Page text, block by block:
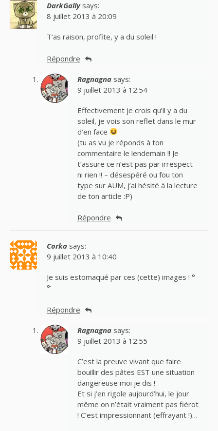
DarkGally says:
8 juillet 2013 à 20:09
T’as raison, profite, y a du soleil !
Répondre
Ragnagna says:
9 juillet 2013 à 12:54
Effectivement je crois qu’il y a du
soleil, je vois son reflet dans le mur
d’en face
(tu as vu je réponds à ton
commentaire le lendemain !! Je
t’assure ce n’est pas par irrespect
ni rien !! – désespéré ou fou ton
type sur AUM, j’ai hésité à la lecture
de ton article :P)
Répondre
Corka says:
9 juillet 2013 à 10:40
Je suis estomaqué par ces (cette) images ! °
°’
Répondre
Ragnagna says:
9 juillet 2013 à 12:55
C’est la preuve vivant que faire
bouillir des pâtes EST une situation
dangereuse moi je dis !
Et si j’en rigole aujourd’hui, le jour
même on n’était vraiment pas fiérot
! C’est impressionnant (effrayant !)…